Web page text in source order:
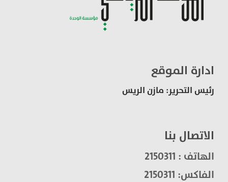
ادارة الموقع
رئيس التحرير: مازن الريس
الاتصال بنا
الهاتف : 2150311
الفاكس: 2150311